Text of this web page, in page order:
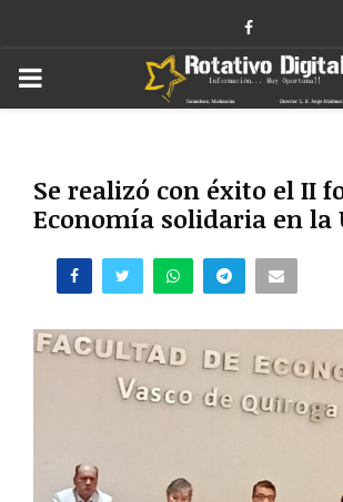
Facebook
PRIMARY
Se realizó con éxito el II
Economía solidaria en la